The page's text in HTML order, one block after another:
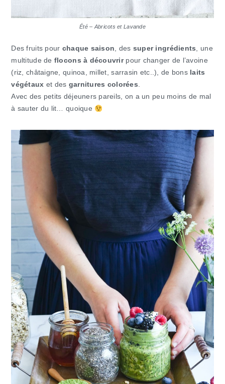
Été – Abricots et Lavande
Des fruits pour chaque saison, des super ingrédients, une
multitude de flocons à découvrirpour changer de l’avoine
(riz, châtaigne, quinoa, millet, sarrasin etc..), de bons laits
végétaux et des garnitures colorées.
Avec des petits déjeuners pareils, on a un peu moins de mal
à sauter du lit… quoique